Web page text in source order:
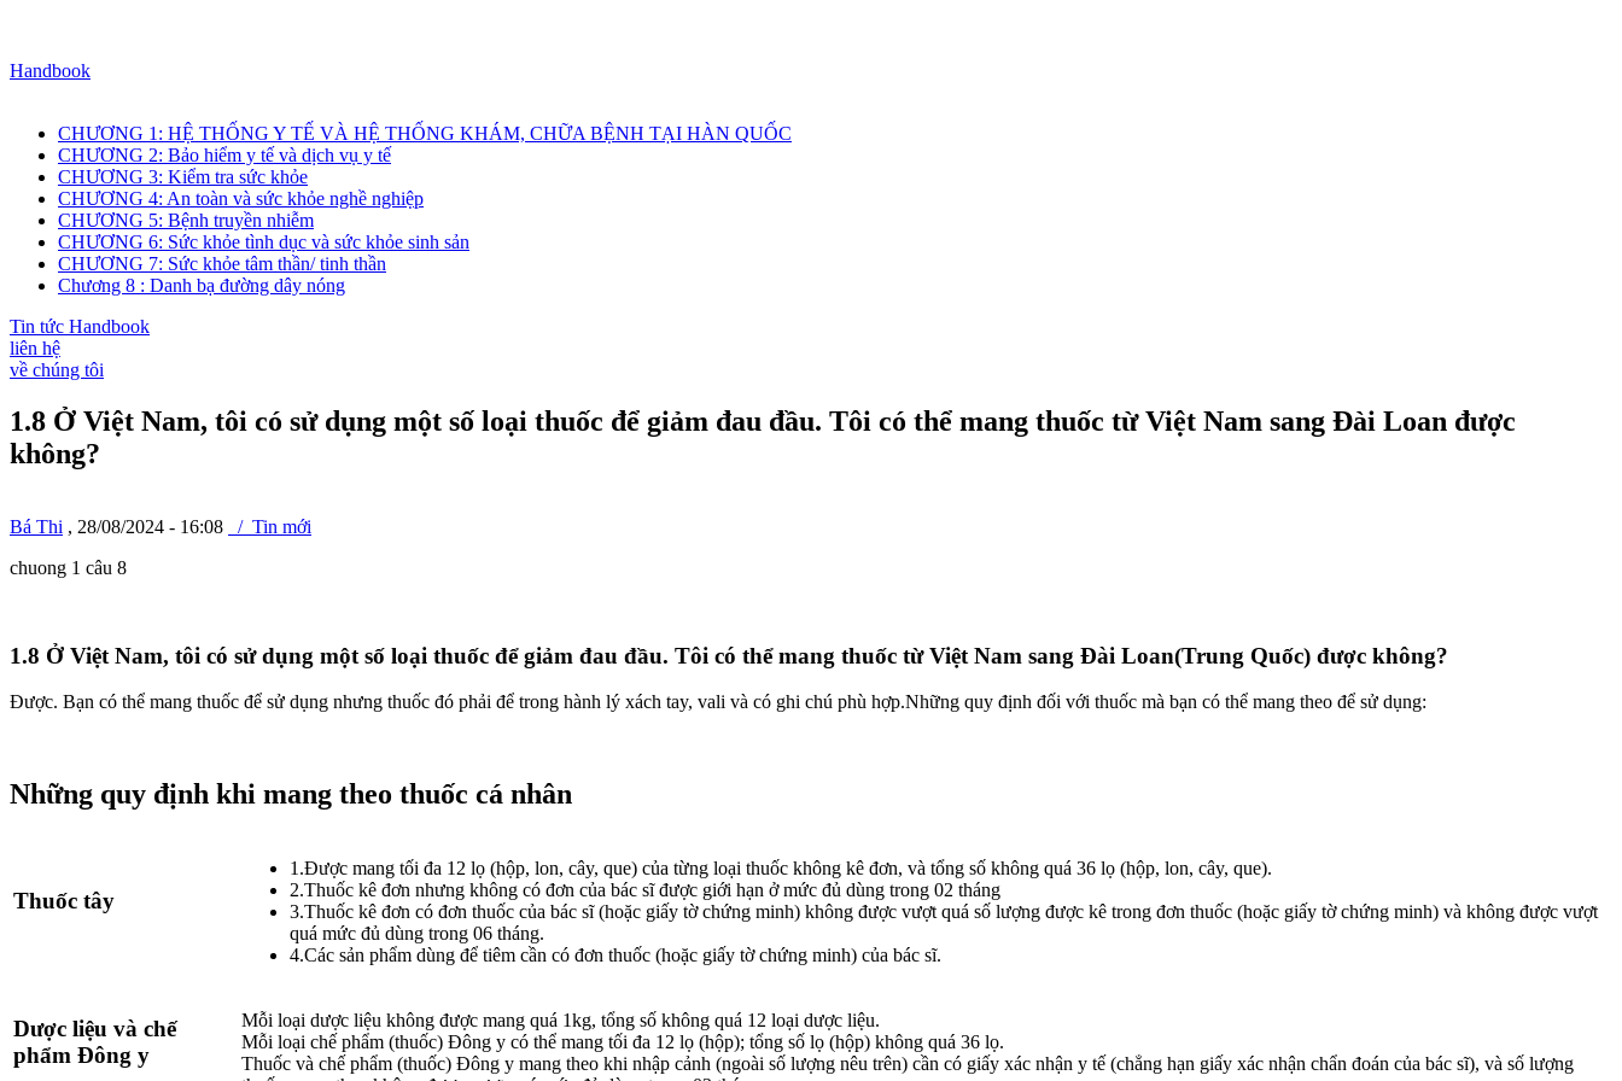
Handbook
CHƯƠNG 1: HỆ THỐNG Y TẾ VÀ HỆ THỐNG KHÁM, CHỮA BỆNH TẠI HÀN QUỐC
CHƯƠNG 2: Bảo hiểm y tế và dịch vụ y tế
CHƯƠNG 3: Kiểm tra sức khỏe
CHƯƠNG 4: An toàn và sức khỏe nghề nghiệp
CHƯƠNG 5: Bệnh truyền nhiễm
CHƯƠNG 6: Sức khỏe tình dục và sức khỏe sinh sản
CHƯƠNG 7: Sức khỏe tâm thần/ tinh thần
Chương 8 : Danh bạ đường dây nóng
Tin tức Handbook
liên hệ
về chúng tôi
1.8 Ở Việt Nam, tôi có sử dụng một số loại thuốc để giảm đau đầu. Tôi có thể mang thuốc từ Việt Nam sang Đài Loan được
không?
Bá Thi , 28/08/2024 - 16:08
/ Tin mới
chuong 1 câu 8
1.8 Ở Việt Nam, tôi có sử dụng một số loại thuốc để giảm đau đầu. Tôi có thể mang thuốc từ Việt Nam sang Đài Loan(Trung Quốc) được không?
Được. Bạn có thể mang thuốc để sử dụng nhưng thuốc đó phải để trong hành lý xách tay, vali và có ghi chú phù hợp.Những quy định đối với thuốc mà bạn có thể mang theo để sử dụng:
Những quy định khi mang theo thuốc cá nhân
Thuốc tây
1.Được mang tối đa 12 lọ (hộp, lon, cây, que) của từng loại thuốc không kê đơn, và tổng số không quá 36 lọ (hộp, lon, cây, que).
2.Thuốc kê đơn nhưng không có đơn của bác sĩ được giới hạn ở mức đủ dùng trong 02 tháng
3.Thuốc kê đơn có đơn thuốc của bác sĩ (hoặc giấy tờ chứng minh) không được vượt quá số lượng được kê trong đơn thuốc (hoặc giấy tờ chứng minh) và không được vượt
quá mức đủ dùng trong 06 tháng.
4.Các sản phẩm dùng để tiêm cần có đơn thuốc (hoặc giấy tờ chứng minh) của bác sĩ.
Dược liệu và chế
phẩm Đông y
Mỗi loại dược liệu không được mang quá 1kg, tổng số không quá 12 loại dược liệu.
Mỗi loại chế phẩm (thuốc) Đông y có thể mang tối đa 12 lọ (hộp); tổng số lọ (hộp) không quá 36 lọ.
Thuốc và chế phẩm (thuốc) Đông y mang theo khi nhập cảnh (ngoài số lượng nêu trên) cần có giấy xác nhận y tế (chẳng hạn giấy xác nhận chẩn đoán của bác sĩ), và số lượng